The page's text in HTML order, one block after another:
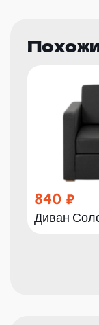
840
Диван